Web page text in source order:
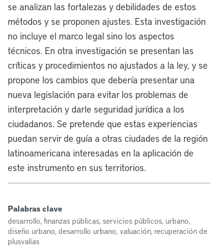
se analizan las fortalezas y debilidades de estos
métodos y se proponen ajustes. Esta investigación
no incluye el marco legal sino los aspectos
técnicos. En otra investigación se presentan las
críticas y procedimientos no ajustados a la ley, y se
propone los cambios que debería presentar una
nueva legislación para evitar los problemas de
interpretación y darle seguridad jurídica a los
ciudadanos. Se pretende que estas experiencias
puedan servir de guía a otras ciudades de la región
latinoamericana interesadas en la aplicación de
este instrumento en sus territorios.
Palabras clave
desarrollo, finanzas públicas, servicios públicos, urbano,
diseño urbano, desarrollo urbano, valuación, recuperación de
plusvalías